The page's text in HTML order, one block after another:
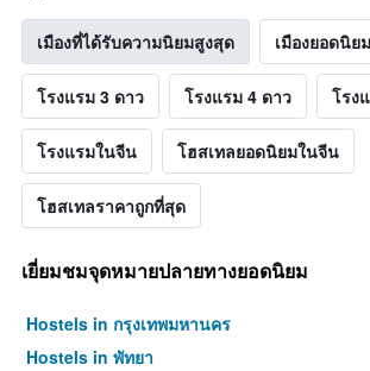
เมืองที่ได้รับความนิยมสูงสุด เมืองยอดนิยม
โรงแรม 3 ดาว โรงแรม 4 ดาว โรง
โรงแรมในจีน โฮสเทลยอดนิยมในจีน
โฮสเทลราคาถูกที่สุด
เยี่ยมชมจุดหมายปลายทางยอดนิยม
Hostels in กรุงเทพมหานคร
Hostels in พัทยา